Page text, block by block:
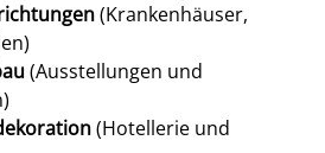
(Krankenhäuser,
(Ausstellungen und
(Hotellerie und